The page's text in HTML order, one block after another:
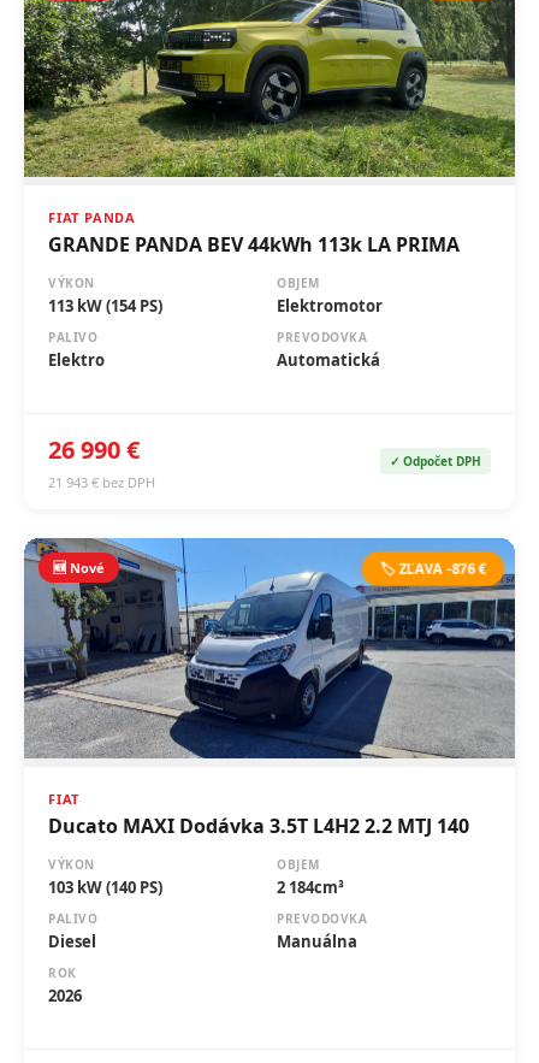
FIAT PANDA
GRANDE PANDA BEV 44kWh 113k LA PRIMA
VÝKON
113 kW (154 PS)
OBJEM
Elektromotor
PALIVO
Elektro
PREVODOVKA
Automatická
26 990 €
21 943 € bez DPH
✓ Odpočet DPH
🆕 Nové 🏷️ ZĽAVA -876 €
FIAT
Ducato MAXI Dodávka 3.5T L4H2 2.2 MTJ 140
VÝKON
103 kW (140 PS)
OBJEM
2 184cm³
PALIVO
Diesel
PREVODOVKA
Manuálna
ROK
2026